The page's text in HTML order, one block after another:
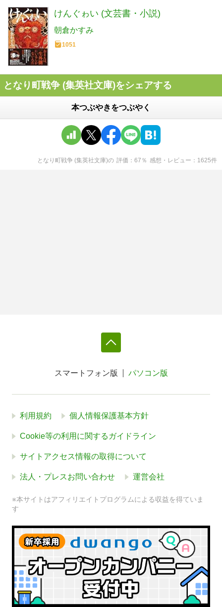
けんぐゎい (文芸書・小説)
朝倉かすみ
1051
となり町戦争 (集英社文庫)をシェアする
本つぶやきをつぶやく
となり町戦争 (集英社文庫)の 評価 67 ％ 感想・レビュー 1625件
スマートフォン版 パソコン版
利用規約 個人情報保護基本方針
Cookie等の利用に関するガイドライン
サイトアクセス情報の取得について
法人・プレスお問い合わせ 運営会社
※本サイトはアフィリエイトプログラムによる収益を得ていま
す